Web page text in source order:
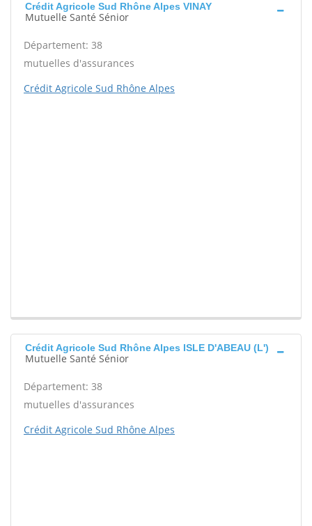
Crédit Agricole Sud Rhône Alpes VINAY
Mutuelle Santé Sénior
Département: 38
mutuelles d'assurances
Crédit Agricole Sud Rhône Alpes
Crédit Agricole Sud Rhône Alpes ISLE D'ABEAU (L')
Mutuelle Santé Sénior
Département: 38
mutuelles d'assurances
Crédit Agricole Sud Rhône Alpes